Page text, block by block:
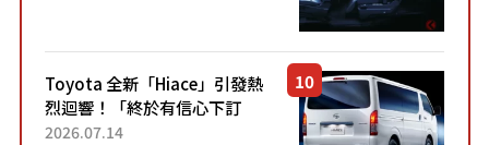
「三...
Toyota 全新「Hiace」引發熱
烈迴響！「終於有信心下訂
了！」「哪個等級交車最
2026.07.14